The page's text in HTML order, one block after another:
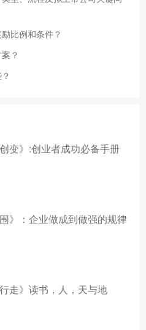
比例和条件？
？
创变》:创业者成功必备手册
围》：企业做成到做强的规律
行走》读书，人，天与地